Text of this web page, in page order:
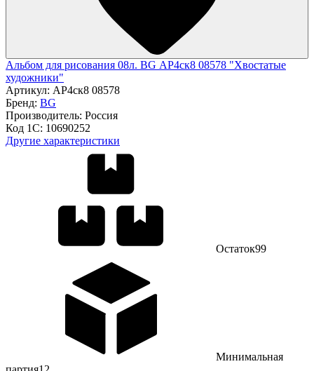
Альбом для рисования 08л. BG АР4ск8 08578 "Хвостатые
художники"
Артикул: АР4ск8 08578
Бренд: BG
Производитель: Россия
Код 1С: 10690252
Другие характеристики
Остаток99
Минимальная